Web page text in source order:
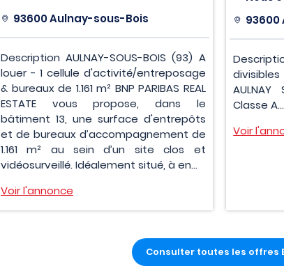
93600 Aulnay-sous-Bois
Description AULNAY-SOUS-BOIS (93) A
louer - 1 cellule d'activité/entreposage
& bureaux de 1.161 m² BNP PARIBAS REAL
ESTATE vous propose, dans le
bâtiment 13, une surface d'entrepôts
et de bureaux d’accompagnement de
1.161 m² au sein d’un site clos et
vidéosurveillé. Idéalement situé, à en...
Voir l'annonce
93600
AULNAY
Classe A...
Voir
Consulter toutes les offres